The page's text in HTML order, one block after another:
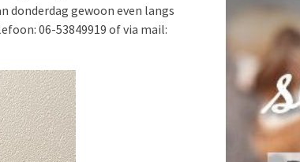
donderdag gewoon even langs
06-53849919 of via mail: